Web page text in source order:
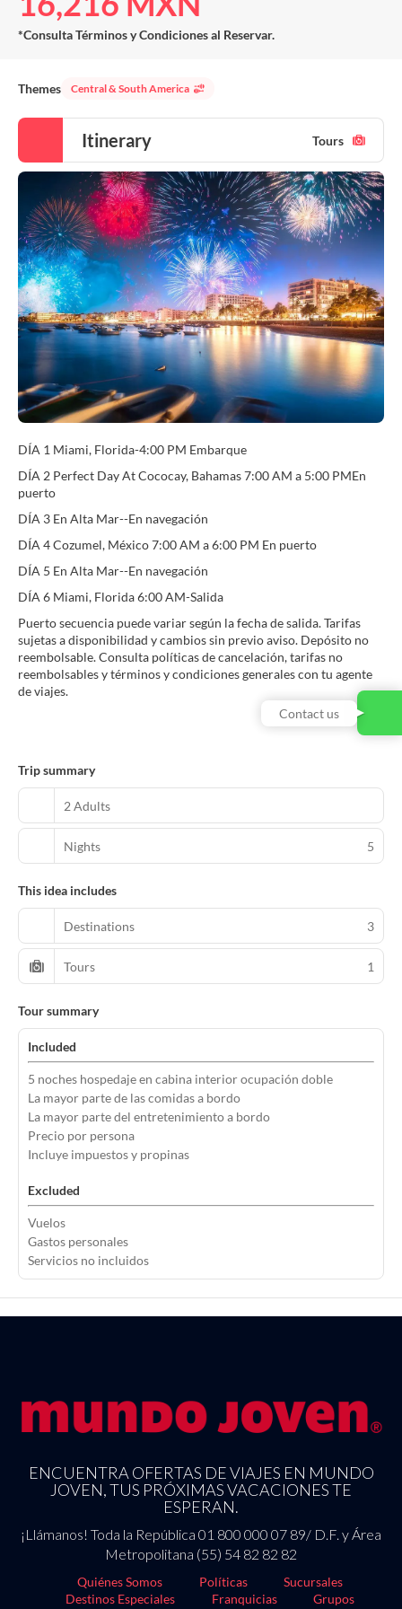
*Consulta Términos y Condiciones al Reservar.
Themes Central & South America
Itinerary Tours
DÍA 1 Miami, Florida-4:00 PM Embarque
DÍA 2 Perfect Day At Cococay, Bahamas 7:00 AM a 5:00 PMEn
puerto
DÍA 3 En Alta Mar--En navegación
DÍA 4 Cozumel, México 7:00 AM a 6:00 PM En puerto
DÍA 5 En Alta Mar--En navegación
DÍA 6 Miami, Florida 6:00 AM-Salida
Puerto secuencia puede variar según la fecha de salida. Tarifas
sujetas a disponibilidad y cambios sin previo aviso. Depósito no
reembolsable. Consulta políticas de cancelación, tarifas no
reembolsables y términos y condiciones generales con tu agente
de viajes.
Trip summary
2 Adults
Nights 5
This idea includes
Destinations 3
Tours 1
Tour summary
Included
5 noches hospedaje en cabina interior ocupación doble
La mayor parte de las comidas a bordo
La mayor parte del entretenimiento a bordo
Precio por persona
Incluye impuestos y propinas
Excluded
Vuelos
Gastos personales
Servicios no incluidos
ENCUENTRA OFERTAS DE VIAJES EN MUNDO
JOVEN, TUS PRÓXIMAS VACACIONES TE
ESPERAN.
¡Llámanos! Toda la República 01 800 000 07 89/ D.F. y Área
Metropolitana (55) 54 82 82 82
Quiénes Somos Políticas
Sucursales
Destinos Especiales
Franquicias
Grupos
Contact us